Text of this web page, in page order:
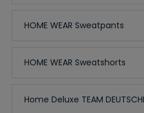
HOME WEAR Sweatpants
HOME WEAR Sweatshorts
Home Deluxe TEAM